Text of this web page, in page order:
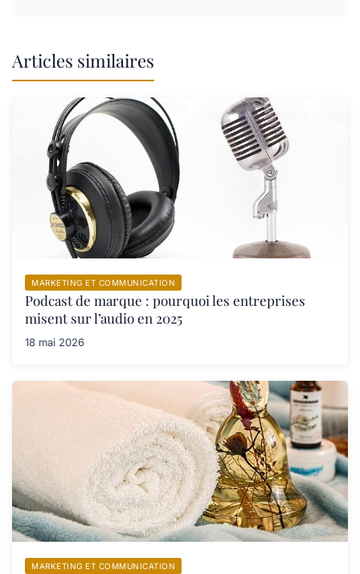
Articles similaires
MARKETING ET COMMUNICATION
Podcast de marque : pourquoi les entreprises
misent sur l’audio en 2025
18 mai 2026
MARKETING ET COMMUNICATION